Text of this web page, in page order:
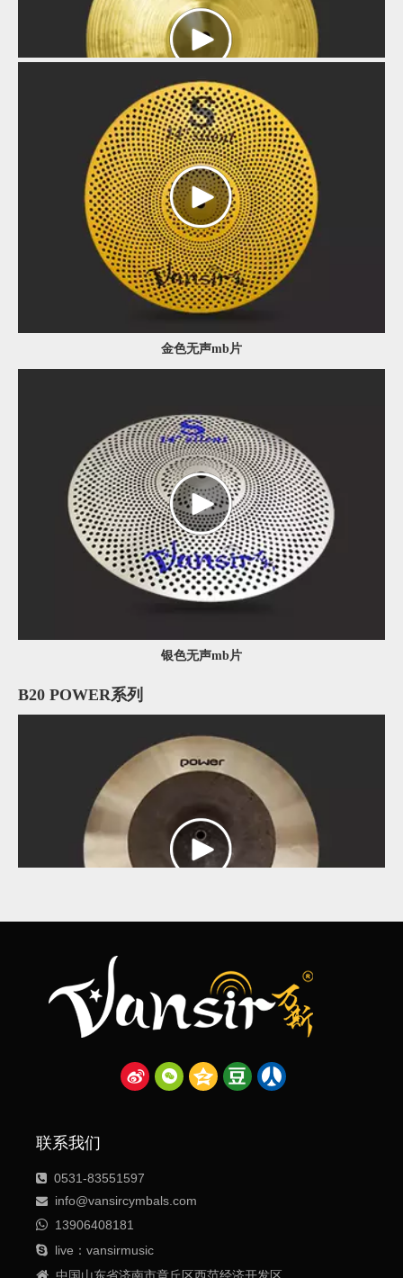
黄铜Cy
金色无声mb片
银色无声mb片
B20 POWER系列
电源系列B20 mb
联系我们
 0531-83551597
 info@vansircymbals.com
 13906408181
 live：vansirmusic
